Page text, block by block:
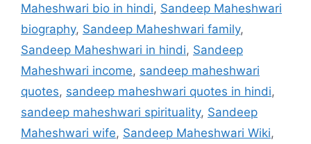
Maheshwari bio in hindi, Sandeep Maheshwari
biography, Sandeep Maheshwari family,
Sandeep Maheshwari in hindi, Sandeep
Maheshwari income, sandeep maheshwari
quotes, sandeep maheshwari quotes in hindi,
sandeep maheshwari spirituality, Sandeep
Maheshwari wife, Sandeep Maheshwari Wiki,